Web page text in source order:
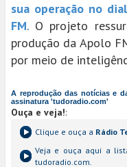
sua operação no
FM. O projeto
produção da Apolo
por meio de
A reprodução das notícias e
assinatura 'tudoradio.com'
Ouça e veja!:
Clique e ouça a Rádio
Veja e ouça aqui a
tudoradio.com.